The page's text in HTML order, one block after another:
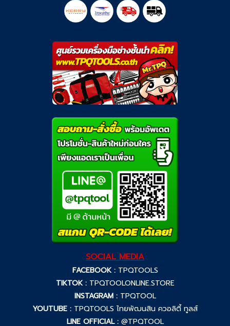
SOCIAL MEDIA
FACEBOOK : TPQTOOLS
TIKTOK : TPQTOOLONLINE.STORE
INSTAGRAM : TPQTOOL
YOUTUBE : TPQTOOLS ไทยพัฒนสิน ควอลิตี้ ทูลส์
LINE OFFICIAL : @TPQTOOL